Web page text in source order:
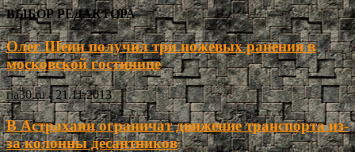
ВЫБОР РЕДАКТОРА
Олег Шеин получил три ножевых ранения в
московской гостинице
ria30.ru - 21.11.2013
В Астрахани ограничат движение транспорта из-
за колонны десантников